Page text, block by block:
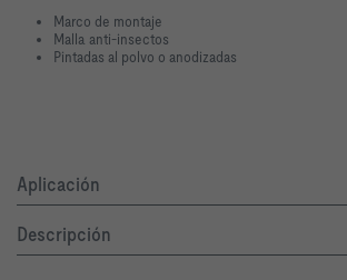
Marco de montaje
Malla anti-insectos
Pintadas al polvo o anodizadas
Aplicación
Descripción